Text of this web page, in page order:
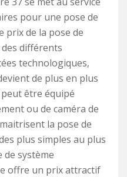
pour une pose de
prix de la pose de
différents
technologiques,
de plus en plus
être équipé
ou de caméra de
la pose de
plus simples au plus
de système
offre un prix attractif